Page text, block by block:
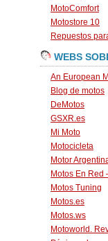
MotoComfort
Motostore 10
Repuestos
WEBS
An European
Blog de motos
DeMotos
GSXR.es
Mi Moto
Motocicleta
Motor
Motos En Red
Motos Tuning
Motos.es
Motos.ws
Motoworld.